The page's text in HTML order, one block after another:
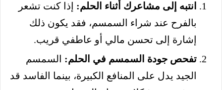
انتبه إلى مشاعرك أثناء الحلم: إذا كنت تشعر
بالفرح عند شراء السمسم، فقد يكون ذلك
إشارة إلى تحسن مالي أو عاطفي قريب.
تفحص جودة السمسم في الحلم: السمسم
الجيد يدل على المنافع الكبيرة، بينما الفاسد قد